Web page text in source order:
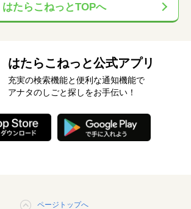
はたらこねっとTOPへ
はたらこねっと公式アプリ
充実の検索機能と便利な通知機能で
アナタのしごと探しをお手伝い！
ページトップへ